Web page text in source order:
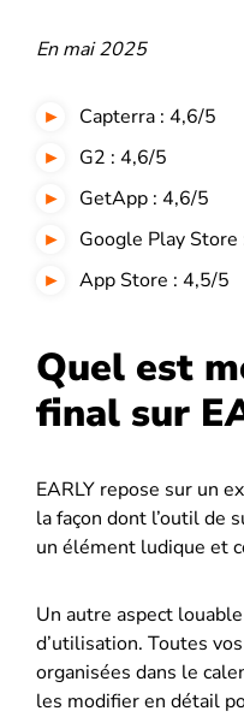
En mai 2025
Capterra : 4,6/5
G2 : 4,6/5
GetApp : 4,6/5
Google Play
App Store : 4,5/5
Quel est
final sur
EARLY repose sur un
la façon dont l’outil de
un élément ludique et
Un autre aspect
d’utilisation. Toutes
organisées dans le
les modifier en détail